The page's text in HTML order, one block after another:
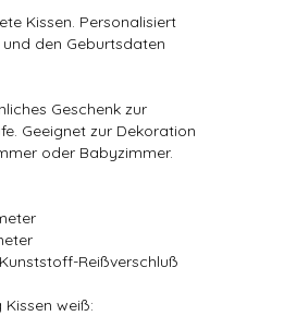
Kissen. Personalisiert
den Geburtsdaten
Geschenk zur
Geeignet zur Dekoration
oder Babyzimmer.
Reißverschluß
weiß: